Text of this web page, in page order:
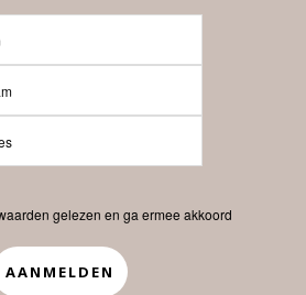
Pro.nl
Contact
APP
gelezen en ga ermee akkoord